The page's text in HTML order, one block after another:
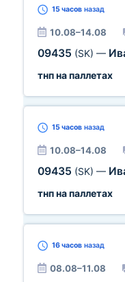
15 часов назад
10.08–14.08
09435 (SK) —
тнп на паллетах
15 часов назад
10.08–14.08
09435 (SK) —
тнп на паллетах
16 часов назад
08.08–11.08